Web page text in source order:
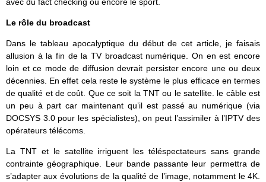
Le rôle du broadcast
Dans le tableau apocalyptique du début de cet article, je faisais
allusion à la fin de la TV broadcast numérique. On en est encore
loin et ce mode de diffusion devrait persister encore une ou deux
décennies. En effet cela reste le système le plus efficace en termes
de qualité et de coût. Que ce soit la TNT ou le satellite. le câble est
un peu à part car maintenant qu’il est passé au numérique (via
DOCSYS 3.0 pour les spécialistes), on peut l’assimiler à l’IPTV des
opérateurs télécoms.
La TNT et le satellite irriguent les téléspectateurs sans grande
contrainte géographique. Leur bande passante leur permettra de
s’adapter aux évolutions de la qualité de l’image, notamment le 4K.